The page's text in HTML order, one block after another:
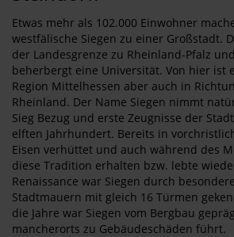
Etwas mehr als 102.000 Einwohner
westfälische Siegen zu einer Großstadt.
der Landesgrenze zu Rheinland-Pfalz
beherbergt eine Universität. Von hier ist
Region Mittelhessen aber auch in
Rheinland. Der Name Siegen nimmt
Sieg Bezug und erste Zeugnisse der
elften Jahrhundert. Bereits in
Eisen verhüttet und auch während des
diese Tradition erhalten bzw. lebte
Renaissance war Siegen durch
Stadtmauern mit gleich 16 Türmen
die Jahre war Siegen vom Bergbau
mancherorts zu Gebäudeschäden führt.